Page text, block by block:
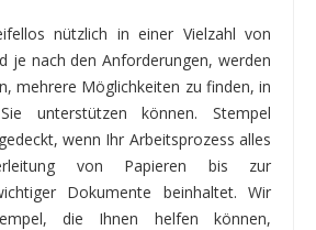
nützlich in einer Vielzahl von
je nach den Anforderungen, werden
mehrere Möglichkeiten zu finden, in
unterstützen können. Stempel
wenn Ihr Arbeitsprozess alles
von Papieren bis zur
Dokumente beinhaltet. Wir
die Ihnen helfen können,